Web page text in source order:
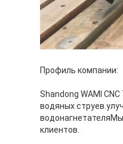
Профиль компании:
Shandong WAMI
водяных
клиентов.